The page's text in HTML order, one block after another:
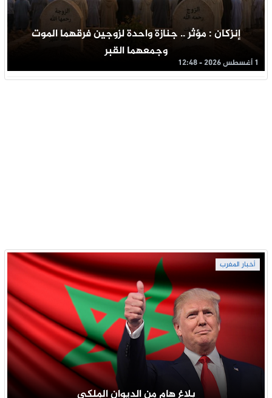
إنزكان : مؤثر .. جنازة واحدة لزوجين فرقهما الموت
وجمعهما القبر
1 أغسطس 2026 - 12:48
أخبار المغرب
بلاغ هام من الديوان الملكي